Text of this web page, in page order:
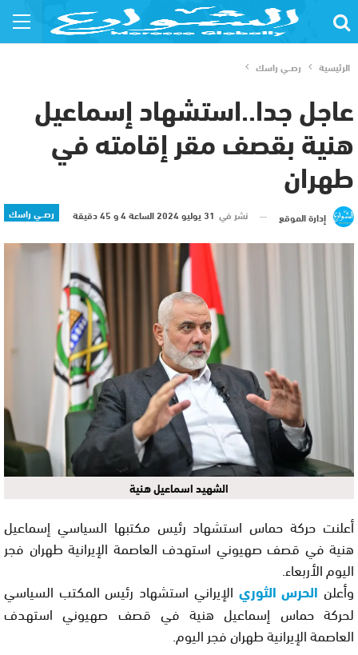
الرئيسية رصــي راسك
عاجل جدا..استشهاد إسماعيل
هنية بقصف مقر إقامته في
طهران
رصــي راسك إدارة الموقع نشر في 31 يوليو 2024 الساعة 4 و 45 دقيقة
الشهيد اسماعيل هنية
أعلنت حركة حماس استشهاد رئيس مكتبها السياسي إسماعيل
هنية في قصف صهيوني استهدف العاصمة الإيرانية طهران فجر
اليوم الأربعاء.
وأعلن الحرس الثوري الإيراني استشهاد رئيس المكتب السياسي
لحركة حماس إسماعيل هنية في قصف صهيوني استهدف
العاصمة الإيرانية طهران فجر اليوم.